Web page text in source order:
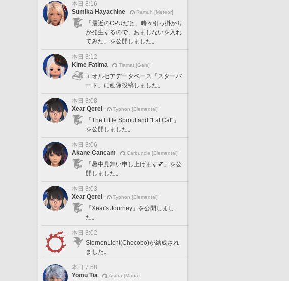
本日 8:16
Sumika Hayachine
Ramuh [Meteor]
「最近のCPUだと、時々引っ掛かり
が発生するので、おまじないを入れ
てみた」を公開しました。
本日 8:12
Kime Fatima
Tiamat [Gaia]
エオルゼアデータベース「スターバ
ード」に画像投稿しました。
本日 8:08
Xear Qerel
Typhon [Elemental]
「The Little Sprout and "Fat Cat"」
を公開しました。
本日 8:06
Akane Cancam
Carbuncle [Elemental]
「暑中見舞い申し上げます💕」を公
開しました。
本日 8:03
Xear Qerel
Typhon [Elemental]
「Xear's Journey」を公開しまし
た。
本日 8:02
SternenLicht(Chocobo)が結成され
ました。
本日 7:58
Yomu Tia
Asura [Mana]